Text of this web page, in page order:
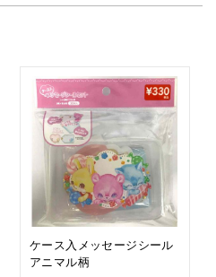
ケース入メッセージシール
アニマル柄